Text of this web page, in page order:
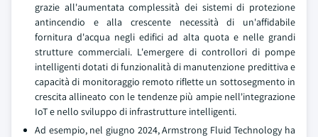
grazie all'aumentata complessità dei sistemi di protezione
antincendio e alla crescente necessità di un'affidabile
fornitura d'acqua negli edifici ad alta quota e nelle grandi
strutture commerciali. L'emergere di controllori di pompe
intelligenti dotati di funzionalità di manutenzione predittiva e
capacità di monitoraggio remoto riflette un sottosegmento in
crescita allineato con le tendenze più ampie nell'integrazione
IoT e nello sviluppo di infrastrutture intelligenti.
Ad esempio, nel giugno 2024, Armstrong Fluid Technology ha